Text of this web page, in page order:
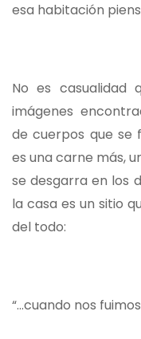
esa habitación
No es casualidad
imágenes
de cuerpos que se
es una carne más,
se desgarra en los
la casa es un sitio
del todo:
“…cuando nos fuimos